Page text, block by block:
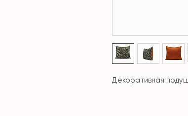
Декоративная